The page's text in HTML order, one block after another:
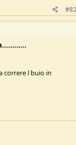
#82
correre l buio in